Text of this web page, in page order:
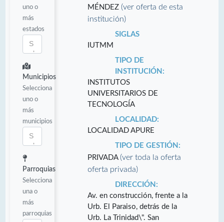
uno o
más
estados
Municipios
Selecciona
uno o
más
municipios
Parroquias
Selecciona
una o
más
parroquias
MÉNDEZ (ver oferta de esta
institución)
SIGLAS
IUTMM
TIPO DE
INSTITUCIÓN:
INSTITUTOS
UNIVERSITARIOS DE
TECNOLOGÍA
LOCALIDAD:
LOCALIDAD APURE
TIPO DE GESTIÓN:
PRIVADA (ver toda la oferta
oferta privada)
DIRECCIÓN:
Av. en construcción, frente a la
Urb. El Paraiso, detrás de la
Urb. La Trinidad\". San